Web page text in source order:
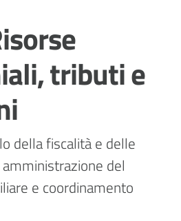
tributi e
della fiscalità e delle
del
e coordinamento